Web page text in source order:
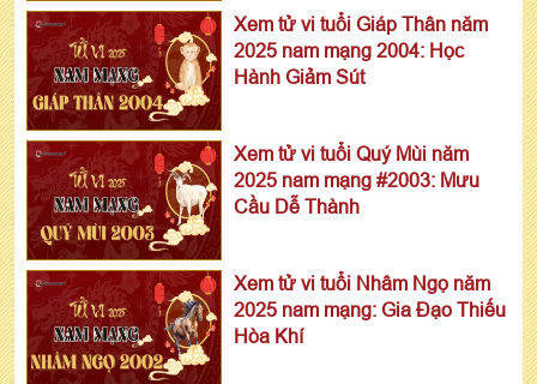
Xem tử vi tuổi Giáp Thân năm
2025 nam mạng 2004: Học
Hành Giảm Sút
Xem tử vi tuổi Quý Mùi năm
2025 nam mạng #2003: Mưu
Cầu Dễ Thành
Xem tử vi tuổi Nhâm Ngọ năm
2025 nam mạng: Gia Đạo Thiếu
Hòa Khí